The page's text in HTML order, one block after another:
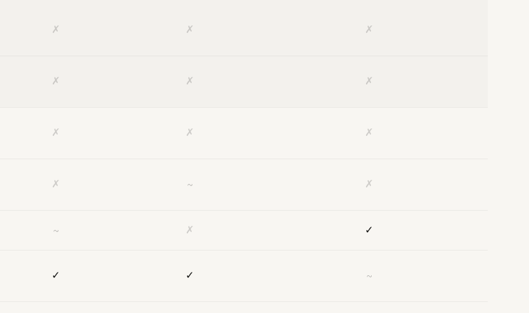
✗ ✗ ✗
✗ ✗ ✗
✗ ✗ ✗
✗ ~ ✗
~ ✗ ✓
✓ ✓ ~